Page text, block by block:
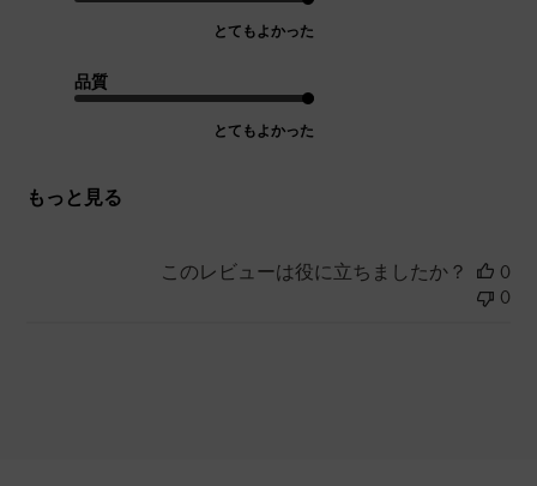
とてもよかった
品質
とてもよかった
もっと見る
このレビューは役に立ちましたか？
0
0